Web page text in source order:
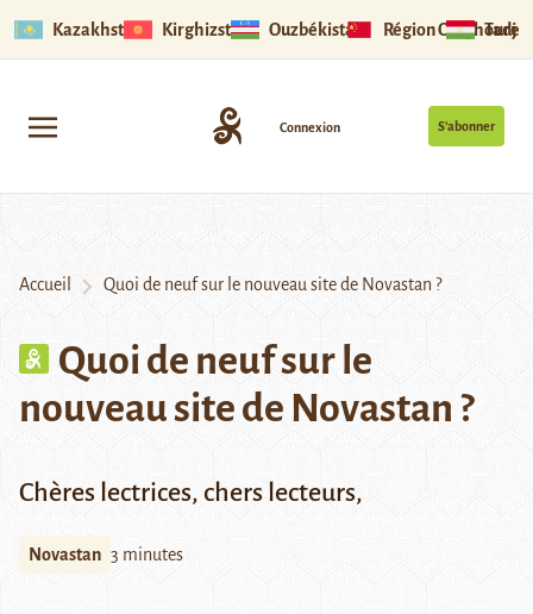
Kazakhstan Kirghizstan Ouzbékistan Région Ouïghoure
S’abonner
Connexion
Accueil Quoi de neuf sur le nouveau site de Novastan ?
Quoi de neuf sur le
nouveau site de Novastan ?
Chères lectrices, chers lecteurs,
Novastan 3 minutes